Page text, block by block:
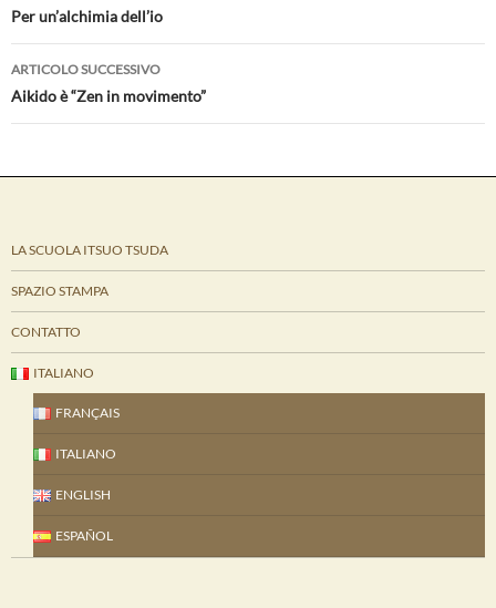
articolo
Per un’alchimia dell’io
ARTICOLO SUCCESSIVO
Aikido è “Zen in movimento”
LA SCUOLA ITSUO TSUDA
SPAZIO STAMPA
CONTATTO
ITALIANO
FRANÇAIS
ITALIANO
ENGLISH
ESPAÑOL